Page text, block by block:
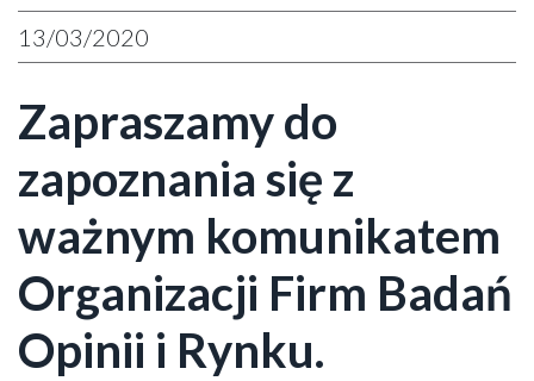
13/03/2020
Zapraszamy do
zapoznania się z
ważnym komunikatem
Organizacji Firm Badań
Opinii i Rynku.